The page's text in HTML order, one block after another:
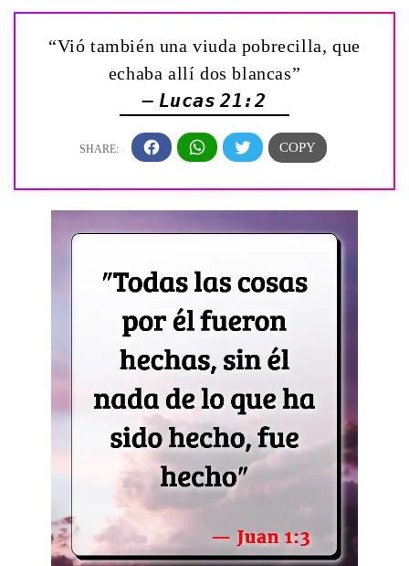
“Vió también una viuda pobrecilla, que
echaba allí dos blancas”
— Lucas 21:2